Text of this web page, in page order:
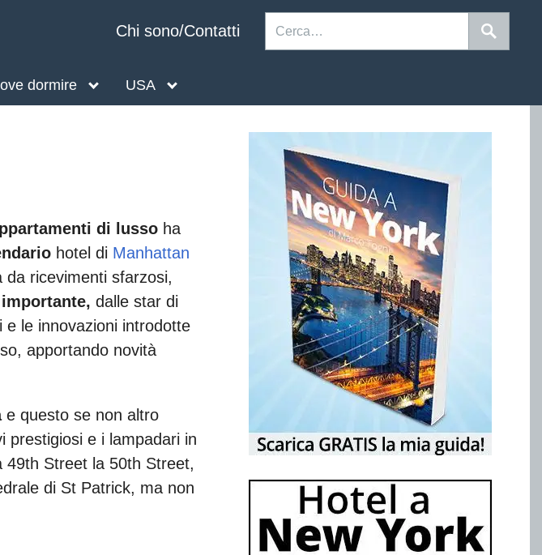
Chi sono/Contatti
dormire USA
di lusso ha
hotel di Manhattan
ricevimenti sfarzosi,
dalle star di
e le innovazioni introdotte
apportando novità
e questo se non altro
prestigiosi e i lampadari in
49th Street la 50th Street,
di St Patrick, ma non